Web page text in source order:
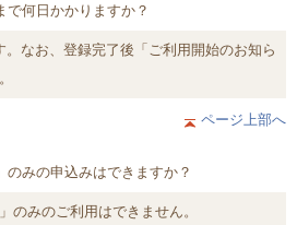
で何日かかりますか？
。なお、登録完了後「ご利用開始のお知ら
ページ上部へ
のみの申込みはできますか？
のみのご利用はできません。